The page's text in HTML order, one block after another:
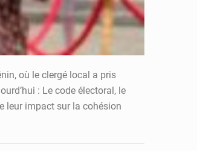
où le clergé local a pris
: Le code électoral, le
leur impact sur la cohésion